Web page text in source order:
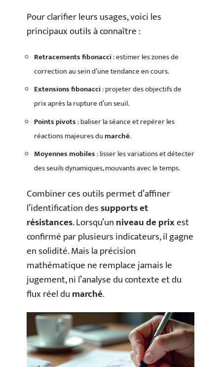
Pour clarifier leurs usages, voici les
principaux outils à connaître :
Retracements fibonacci: estimer les zones de
correction au sein d’une tendance en cours.
Extensions fibonacci: projeter des objectifs de
prix après la rupture d’un seuil.
Points pivots: baliser la séance et repérer les
réactions majeures du marché.
Moyennes mobiles: lisser les variations et détecter
des seuils dynamiques, mouvants avec le temps.
Combiner ces outils permet d’affiner
l’identification dessupports et
résistances. Lorsqu’unniveau de prixest
confirmé par plusieurs indicateurs, il gagne
en solidité. Mais la précision
mathématique ne remplace jamais le
jugement, ni l’analyse du contexte et du
flux réel dumarché.